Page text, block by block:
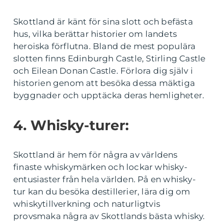
Skottland är känt för sina slott och befästa
hus, vilka berättar historier om landets
heroiska förflutna. Bland de mest populära
slotten finns Edinburgh Castle, Stirling Castle
och Eilean Donan Castle. Förlora dig själv i
historien genom att besöka dessa mäktiga
byggnader och upptäcka deras hemligheter.
4. Whisky-turer:
Skottland är hem för några av världens
finaste whiskymärken och lockar whisky-
entusiaster från hela världen. På en whisky-
tur kan du besöka destillerier, lära dig om
whiskytillverkning och naturligtvis
provsmaka några av Skottlands bästa whisky.